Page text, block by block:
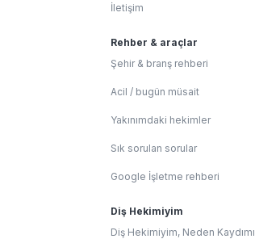
İletişim
Rehber & araçlar
Şehir & branş rehberi
Acil / bugün müsait
Yakınımdaki hekimler
Sık sorulan sorular
Google İşletme rehberi
Diş Hekimiyim
Diş Hekimiyim, Neden Kaydımı